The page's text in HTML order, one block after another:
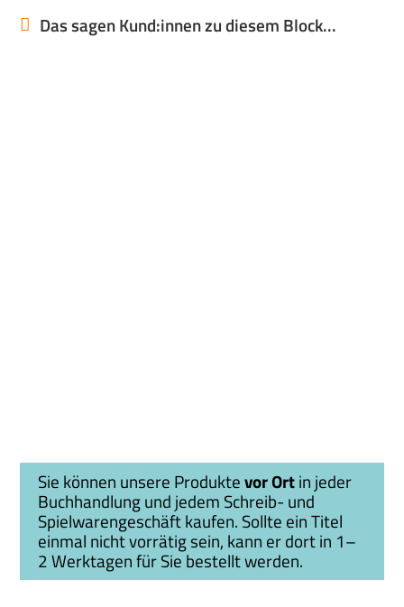
Das sagen Kund:innen zu diesem Block...
Sie können unsere Produktevor Ortin jeder
Buchhandlung und jedem Schreib- und
Spielwarengeschäft kaufen. Sollte ein Titel
einmal nicht vorrätig sein, kann er dort in 1–
2 Werktagen für Sie bestellt werden.